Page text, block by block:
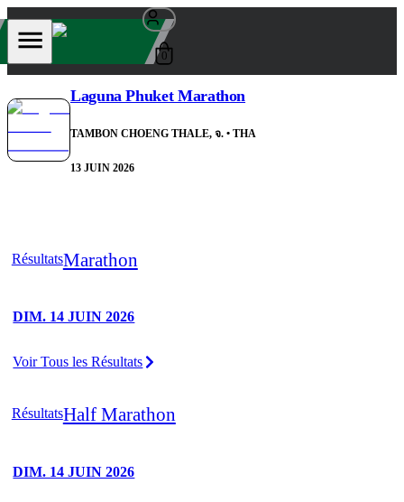
0
Laguna Phuket Marathon
TAMBON CHOENG THALE, จ. • THA
13 JUIN 2026
RésultatsMarathon
DIM. 14 JUIN 2026
Voir Tous les Résultats
RésultatsHalf Marathon
DIM. 14 JUIN 2026